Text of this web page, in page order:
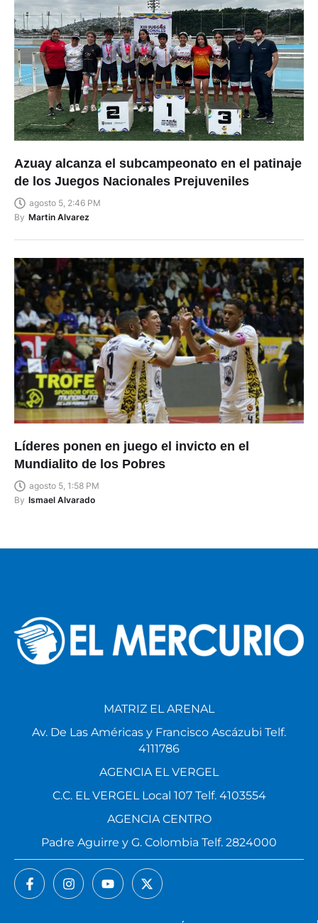
Azuay alcanza el subcampeonato en el patinaje
de los Juegos Nacionales Prejuveniles
agosto 5, 2:46 PM
By Martin Alvarez
Líderes ponen en juego el invicto en el
Mundialito de los Pobres
agosto 5, 1:58 PM
By Ismael Alvarado
MATRIZ EL ARENAL
Av. De Las Américas y Francisco Ascázubi Telf.
4111786
AGENCIA EL VERGEL
C.C. EL VERGEL Local 107 Telf. 4103554
AGENCIA CENTRO
Padre Aguirre y G. Colombia Telf. 2824000